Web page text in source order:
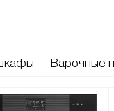
Варочные